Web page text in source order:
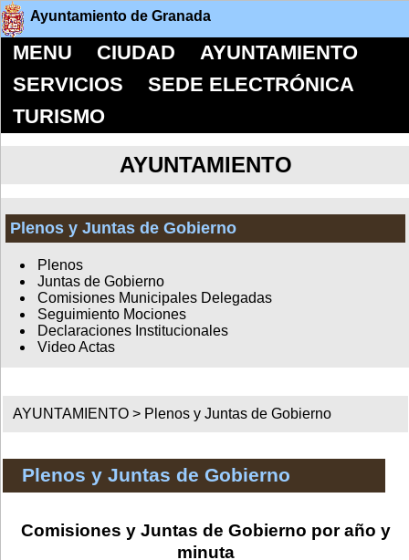
Ayuntamiento de Granada
MENU CIUDAD
AYUNTAMIENTO
SERVICIOS
SEDE ELECTRÓNICA
TURISMO
AYUNTAMIENTO
Plenos y Juntas de Gobierno
Plenos
Juntas de Gobierno
Comisiones Municipales Delegadas
Seguimiento Mociones
Declaraciones Institucionales
Video Actas
AYUNTAMIENTO > Plenos y Juntas de Gobierno
Plenos y Juntas de Gobierno
Comisiones y Juntas de Gobierno por año y
minuta